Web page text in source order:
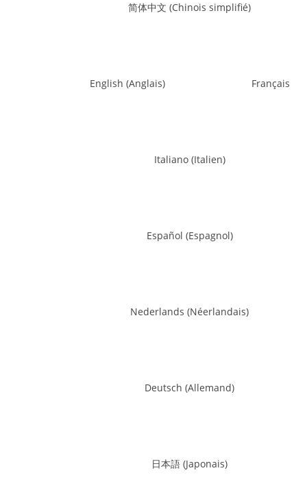
简体中文 (Chinois simplifié)
English (Anglais) Français
Italiano(Italien)
Español (Espagnol)
Nederlands (Néerlandais)
Deutsch (Allemand)
日本語 (Japonais)